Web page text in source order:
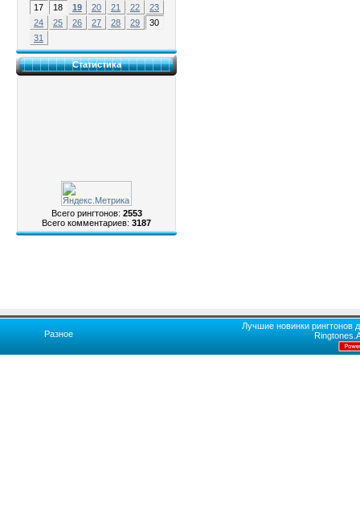
17
18 19 20 21 22
23
24
25 26 27 28 29
30
31
Статистика
Всего рингтонов: 2553
Всего комментариев: 3187
Разное
Лучшие новинки рингтонов